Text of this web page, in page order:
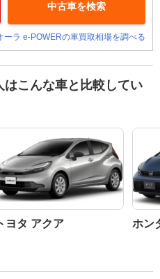
中古車を検索
ーラ e-POWERの車買取相場を調べる
こんな車と比較してい
トヨタ アクア ホン